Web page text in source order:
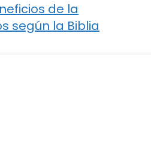
de la
según la Biblia